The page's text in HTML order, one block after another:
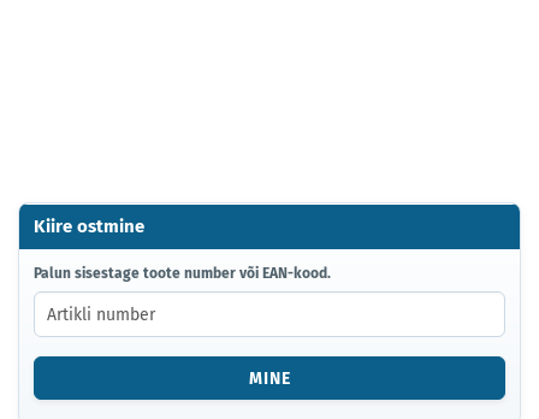
Kiire ostmine
PALUN
SISESTAGE
TOOTE
NUMBER
VÕI
KOOD.
Palun sisestage toote number või EAN-kood.
MINE